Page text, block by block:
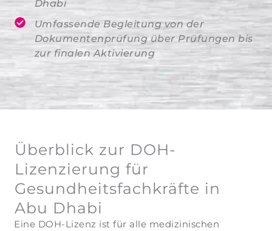
Dhabi
Umfassende Begleitung von der
Dokumentenprüfung über Prüfungen bis
zur finalen Aktivierung
Überblick zur DOH-
Lizenzierung für
Gesundheitsfachkräfte in
Abu Dhabi
Eine DOH-Lizenz ist für alle medizinischen